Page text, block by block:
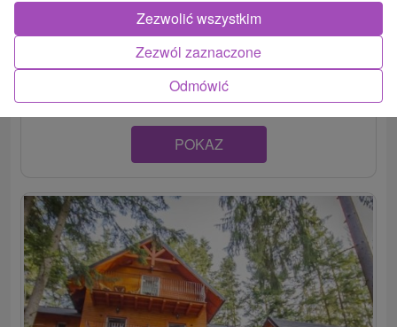
Chata v krásnom prostredí Slovenského raja, v
rekreačnej oblasti Košiarny Briežok, ponúka útulne...
POKAZ
Odmówić
Zezwól zaznaczone
Zezwolić wszystkim